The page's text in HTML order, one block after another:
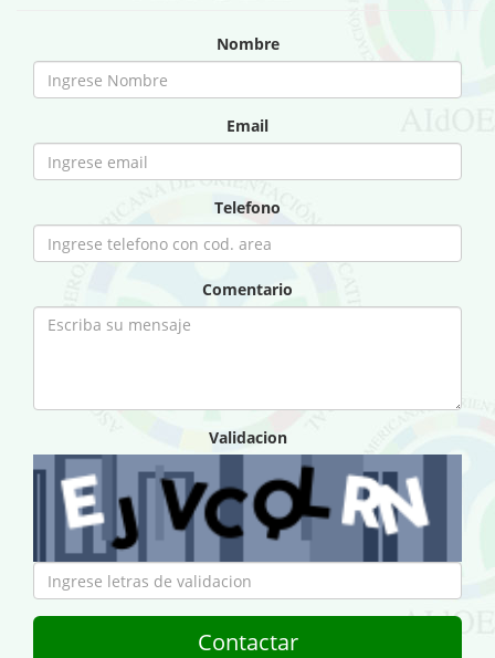
Nombre
Email
Telefono
Comentario
Validacion
Contactar